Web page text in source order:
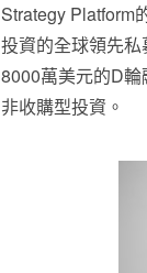
Strategy Platform
投資的全球領先
8000萬美元的D
非收購型投資。